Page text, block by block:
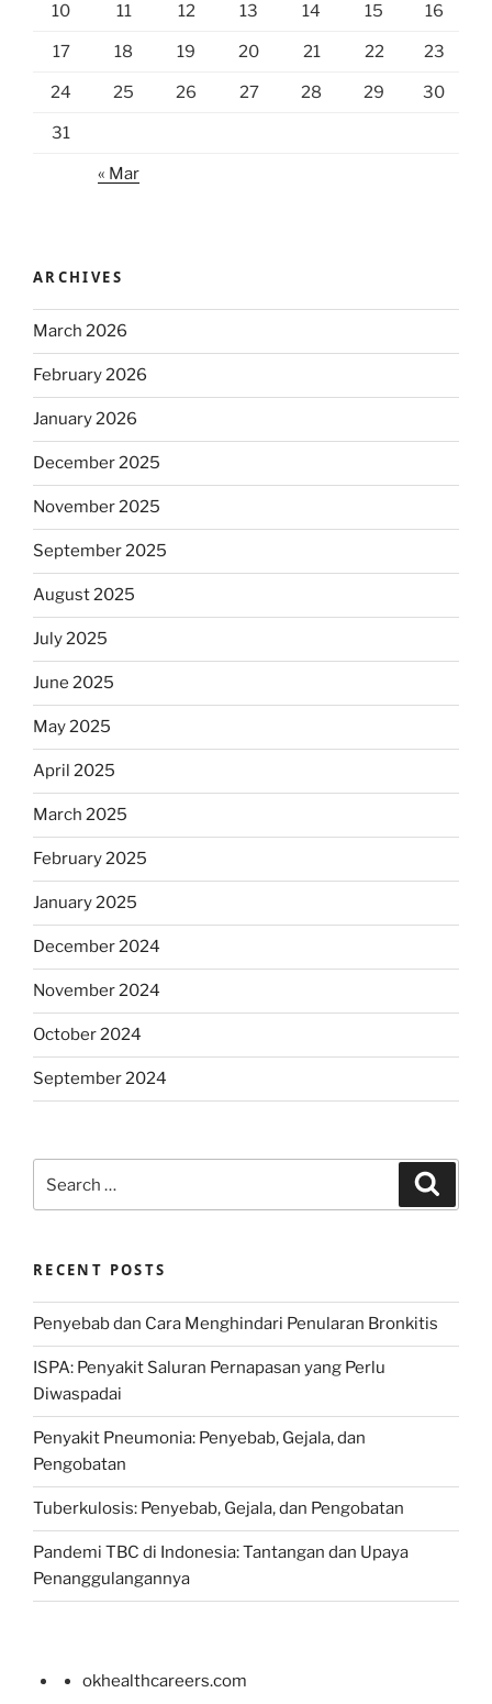
10 11 12 13 14 15 16
17 18 19 20 21 22 23
24 25 26 27 28 29 30
31
« Mar
ARCHIVES
March 2026
February 2026
January 2026
December 2025
November 2025
September 2025
August 2025
July 2025
June 2025
May 2025
April 2025
March 2025
February 2025
January 2025
December 2024
November 2024
October 2024
September 2024
for:
RECENT POSTS
Penyebab dan Cara Menghindari Penularan Bronkitis
ISPA: Penyakit Saluran Pernapasan yang Perlu
Diwaspadai
Penyakit Pneumonia: Penyebab, Gejala, dan
Pengobatan
Tuberkulosis: Penyebab, Gejala, dan Pengobatan
Pandemi TBC di Indonesia: Tantangan dan Upaya
Penanggulangannya
okhealthcareers.com